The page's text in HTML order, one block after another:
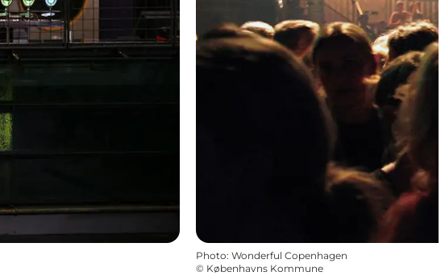
Photo: Wonderful Copenhagen
© Københavns Kommune